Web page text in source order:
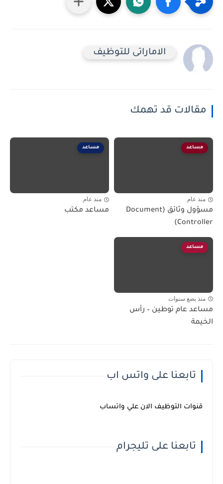
الاماراتى للتوظيف
مقالات قد تهمك
مساعد
منذ عام
مسؤول وثائق (Document
Controller)
مساعد
منذ عام
مساعد مكتب
مساعد
منذ بضع سنوات
مساعد عام توطين – رأس
الخيمة
تابعنا على واتس اب
قنوات التوظيف الان علي واتساب
تابعنا على تليجرام